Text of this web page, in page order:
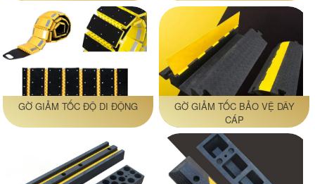
GỜ GIẢM TỐC ĐỘ DI ĐỘNG
GỜ GIẢM TỐC BẢO VỆ DÂY
CÁP